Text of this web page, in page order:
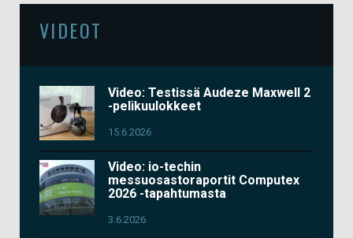
VIDEOT
Video: Testissä Audeze Maxwell 2
-pelikuulokkeet
15.6.2026
Video: io-techin
messuosastoraportit Computex
2026 -tapahtumasta
3.6.2026